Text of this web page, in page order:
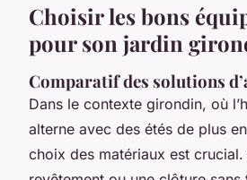
Choisir les bons
pour son jardin
Comparatif des solutions
Dans le contexte girondin, où
alterne avec des étés de plus
choix des matériaux est